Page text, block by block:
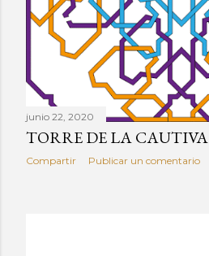
junio 22, 2020
TORRE DE LA CAUTIVA
Compartir Publicar un comentario